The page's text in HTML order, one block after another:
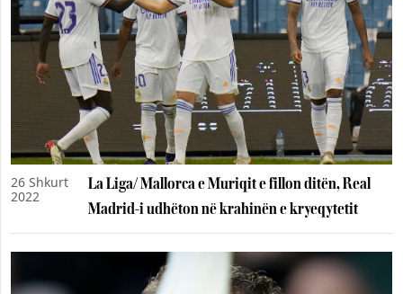
26 Shkurt
2022
La Liga/ Mallorca e Muriqit e fillon ditën, Real
Madrid-i udhëton në krahinën e kryeqytetit